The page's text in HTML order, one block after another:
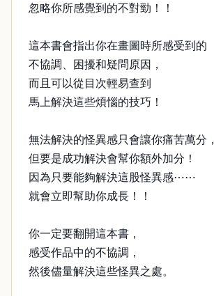
忽略你所感覺到的不對勁！！
這本書會指出你在畫圖時所感受到的
不協調、困擾和疑問原因，
而且可以從目次輕易查到
馬上解決這些煩惱的技巧！
無法解決的怪異感只會讓你痛苦萬分，
但要是成功解決會幫你額外加分！
因為只要能夠解決這股怪異感⋯⋯
就會立即幫助你成長！！
你一定要翻開這本書，
感受作品中的不協調，
然後儘量解決這些怪異之處。